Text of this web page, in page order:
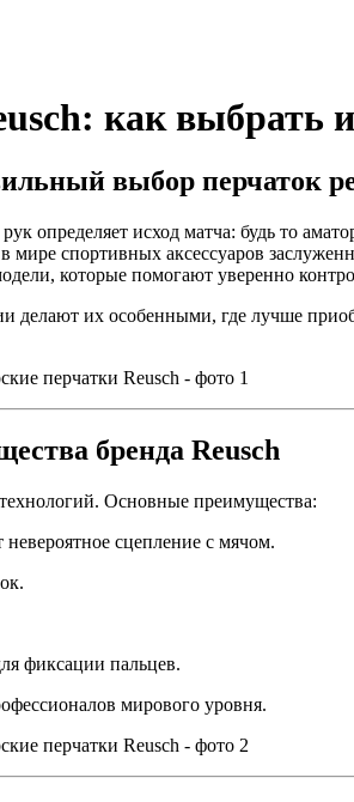
как выбрать
выбор перчаток
определяет исход матча: будь то
спортивных аксессуаров
которые помогают уверенно
делают их особенными, где лучше
бренда Reusch
Основные преимущества:
сцепление с мячом.
фиксации пальцев.
мирового уровня.